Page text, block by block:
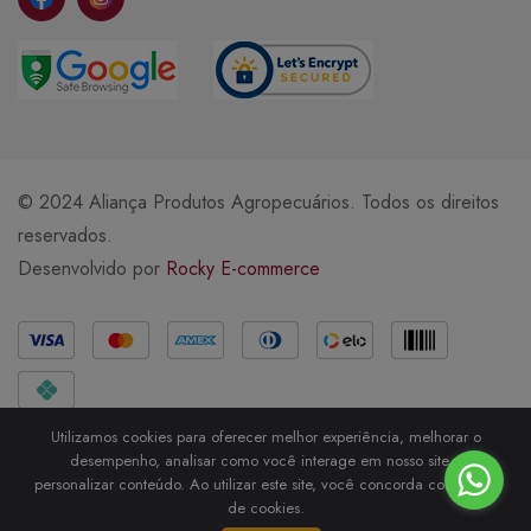
© 2024 Aliança Produtos Agropecuários. Todos os direitos
reservados.
Desenvolvido por Rocky E-commerce
Métodos de Pagamento
Utilizamos cookies para oferecer melhor experiência, melhorar o
desempenho, analisar como você interage em nosso site e
personalizar conteúdo. Ao utilizar este site, você concorda com o uso
de cookies.